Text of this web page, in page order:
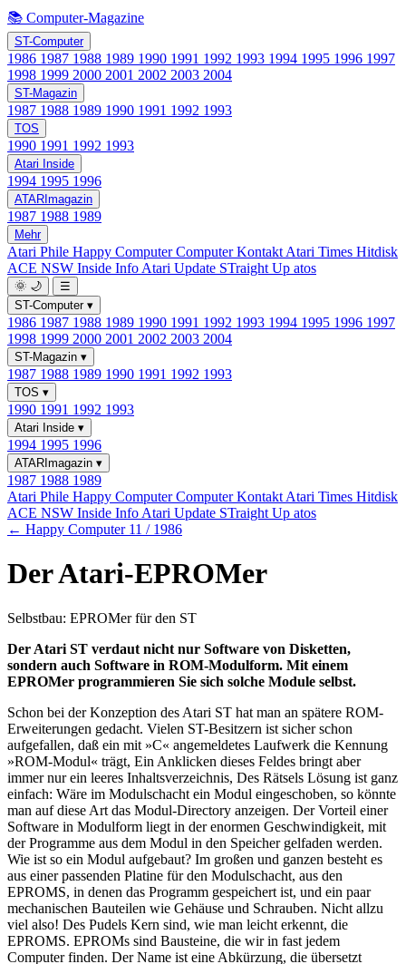
📚 Computer-Magazine
ST-Computer
1986 1987 1988 1989 1990 1991 1992 1993 1994 1995 1996 1997
1998 1999 2000 2001 2002 2003 2004
ST-Magazin
1987 1988 1989 1990 1991 1992 1993
TOS
1990 1991 1992 1993
Atari Inside
1994 1995 1996
ATARImagazin
1987 1988 1989
Mehr
Atari Phile Happy ComputerComputer Kontakt Atari Times Hitdisk
ACE NSW Inside Info Atari Update STraight Up atos
🌞 🌙
☰
ST-Computer ▾
1986 1987 1988 1989 1990 1991 1992 1993 1994 1995 1996 1997
1998 1999 2000 2001 2002 2003 2004
ST-Magazin ▾
1987 1988 1989 1990 1991 1992 1993
TOS ▾
1990 1991 1992 1993
Atari Inside ▾
1994 1995 1996
ATARImagazin ▾
1987 1988 1989
Atari Phile Happy ComputerComputer Kontakt Atari Times Hitdisk
ACE NSW Inside Info Atari Update STraight Up atos
← Happy Computer 11 / 1986
Der Atari-EPROMer
Selbstbau: EPROMer für den ST
Der Atari ST verdaut nicht nur Software von Disketten,
sondern auch Software in ROM-Modulform. Mit einem
EPROMer programmieren Sie sich solche Module selbst.
Schon bei der Konzeption des Atari ST hat man an spätere ROM-
Erweiterungen gedacht. Vielen ST-Besitzern ist sicher schon
aufgefallen, daß ein mit »C« angemeldetes Laufwerk die Kennung
»ROM-Modul« trägt, Ein Anklicken dieses Feldes bringt aber
immer nur ein leeres Inhaltsverzeichnis, Des Rätsels Lösung ist ganz
einfach: Wäre im Modulschacht ein Modul eingeschoben, so könnte
man auf diese Art das Modul-Directory anzeigen. Der Vorteil einer
Software in Modulform liegt in der enormen Geschwindigkeit, mit
der Programme aus dem Modul in den Speicher gelfaden werden.
Wie ist so ein Modul aufgebaut? Im großen und ganzen besteht es
aus einer passenden Platine für den Modulschacht, aus den
EPROMS, in denen das Programm gespeichert ist, und ein paar
mechanischen Bauteilen wie Gehäuse und Schrauben. Nicht allzu
viel also! Des Pudels Kern sind, wie man leicht erkennt, die
EPROMS. EPROMs sind Bausteine, die wir in fast jedem
Computer finden. Der Name ist eine Abkürzung, die übersetzt